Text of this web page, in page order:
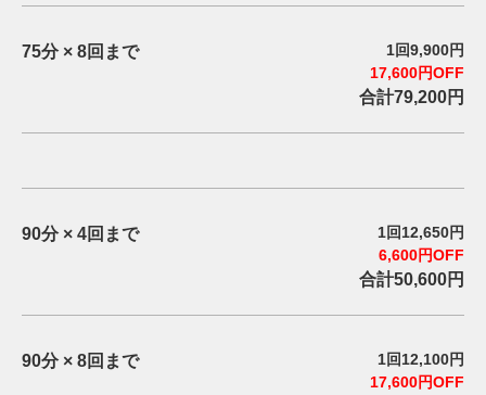
75分 × 8回まで
1回9,900円
17,600円OFF
合計79,200円
90分 × 4回まで
1回12,650円
6,600円OFF
合計50,600円
90分 × 8回まで
1回12,100円
17,600円OFF